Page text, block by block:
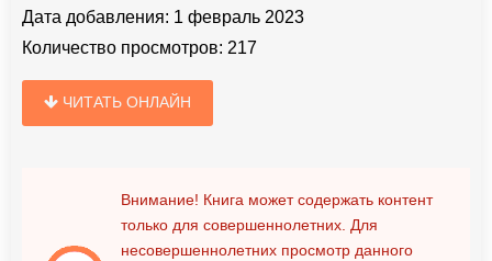
Дата добавления: 1 февраль 2023
Количество просмотров: 217
ЧИТАТЬ ОНЛАЙН
Внимание! Книга может содержать контент
только для совершеннолетних. Для
несовершеннолетних просмотр данного